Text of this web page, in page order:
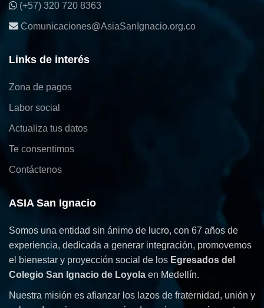
(+57) 320 720 8363
Comunicaciones@AsiaSanIgnacio.org.co
Links de interés
Zona de pagos
Labor social
Actualiza tus datos
Te consentimos
Contáctenos
ASIA San Ignacio
Somos una entidad sin ánimo de lucro, con 67 años de
experiencia, dedicada a generar integración, promovemos
el bienestar y proyección social de los Egresados del
Colegio San Ignacio de Loyola en Medellín.
Nuestra misión es afianzar los lazos de fraternidad, unión y